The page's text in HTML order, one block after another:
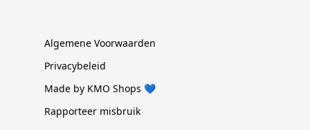
Algemene Voorwaarden
Privacybeleid
Made by KMO Shops 💙
Rapporteer misbruik